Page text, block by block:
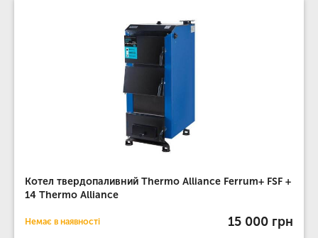
Котел твердопаливний Thermo Alliance Ferrum+ FSF +
14 Thermo Alliance
Немає в наявності 15 000 грн